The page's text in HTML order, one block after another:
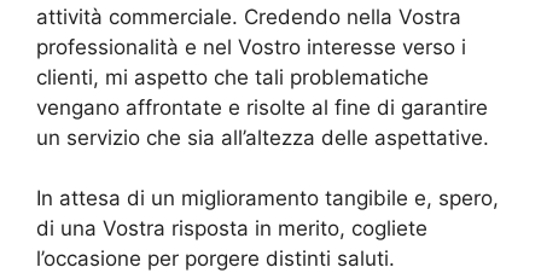
attività commerciale. Credendo nella Vostra
professionalità e nel Vostro interesse verso i
clienti, mi aspetto che tali problematiche
vengano affrontate e risolte al fine di garantire
un servizio che sia all’altezza delle aspettative.
In attesa di un miglioramento tangibile e, spero,
di una Vostra risposta in merito, cogliete
l’occasione per porgere distinti saluti.